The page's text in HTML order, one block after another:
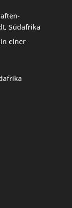
Südafrika
einer